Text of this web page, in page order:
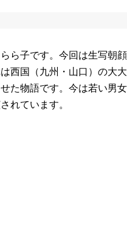
ら子です。今回は生写朝
西国（九州・山口）の大
た物語です。今は若い男
れています。